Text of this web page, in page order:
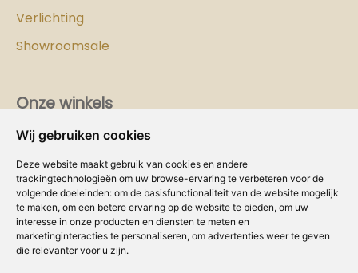
Wij gebruiken cookies
Deze website maakt gebruik van cookies en andere
trackingtechnologieën om uw browse-ervaring te verbeteren voor de
volgende doeleinden: om de basisfunctionaliteit van de website mogelijk
te maken, om een betere ervaring op de website te bieden, om uw
interesse in onze producten en diensten te meten en
marketinginteracties te personaliseren, om advertenties weer te geven
die relevanter voor u zijn.
Verlichting
Showroomsale
Onze winkels
Vind hier deCozy-Homes winkel bij jou in de buurt!
Intranet
Dealer worden?
Volg ons